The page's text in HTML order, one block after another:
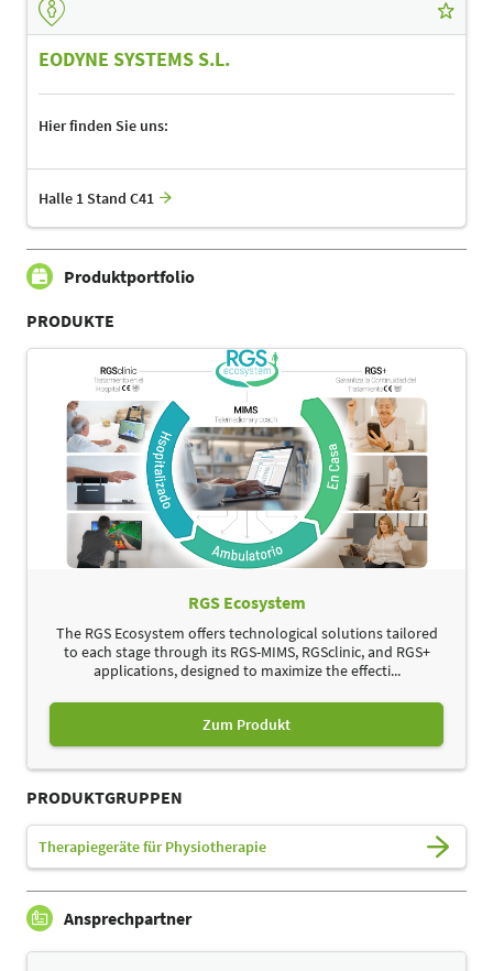
EODYNE SYSTEMS S.L.
Hier finden Sie uns:
Halle 1 Stand C41
Produktportfolio
PRODUKTE
RGS Ecosystem
The RGS Ecosystem offers technological solutions tailored
to each stage through its RGS-MIMS, RGSclinic, and RGS+
applications, designed to maximize the effecti...
Zum Produkt
PRODUKTGRUPPEN
Therapiegeräte für Physiotherapie
Ansprechpartner